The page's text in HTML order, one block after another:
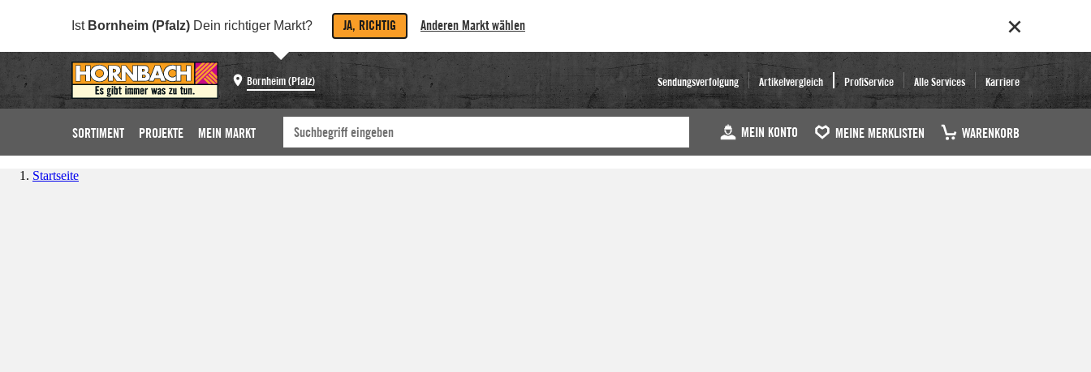
Ist Bornheim (Pfalz) Dein richtiger Markt? JA, RICHTIG Anderen Markt wählen
Bornheim (Pfalz) Sendungsverfolgung Artikelvergleich ProfiService Alle Services Karriere
SORTIMENT PROJEKTE MEIN MARKT MEIN KONTO MEINE MERKLISTEN WARENKORB
Startseite